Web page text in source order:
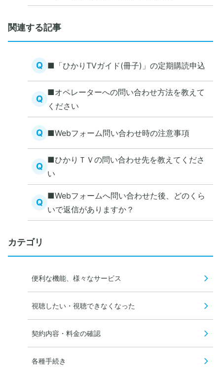
関連する記事
Q ■「ひかりTVガイド(冊子)」の定期購読申込
Q
■オペレーターへの問い合わせ方法を教えて
ください
Q ■Webフォーム問い合わせ時の注意事項
Q
■ひかりＴＶの問い合わせ先を教えてくださ
い
Q
■Webフォームへ問い合わせた後、どのくら
いで返信がありますか？
カテゴリ
便利な機能、様々なサービス
視聴したい・視聴できなくなった
契約内容・料金の確認
各種手続き